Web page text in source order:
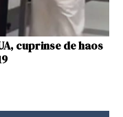
cuprinse de haos